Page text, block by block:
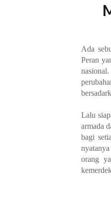
Ada
Peran
Lalu
armada
bagi
orang